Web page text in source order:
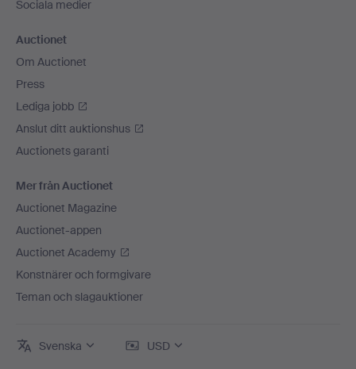
Sociala medier
Auctionet
Om Auctionet
Press
Lediga jobb
Anslut ditt auktionshus
Auctionets garanti
Mer från Auctionet
Auctionet Magazine
Auctionet-appen
Auctionet Academy
Konstnärer och formgivare
Teman och slagauktioner
Svenska USD